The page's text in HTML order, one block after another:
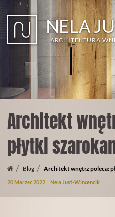
Przejdź
do
głównej
treści
NELA
ARCHITEKTURA
Architekt
płytki
Blog Architekt wnętrz poleca:
20 Marzec 2022 Nela Just-Wincencik